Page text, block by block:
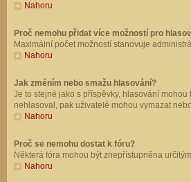
Nahoru
Proč nemohu přidat více možností pro
Maximální počet možností stanovuje
Nahoru
Jak změním nebo smažu hlasování?
Je to stejné jako s příspěvky, hlasování
nehlasoval, pak uživatelé mohou vymazat
Nahoru
Proč se nemohu dostat k fóru?
Některá fóra mohou být znepřístupněna
Nahoru